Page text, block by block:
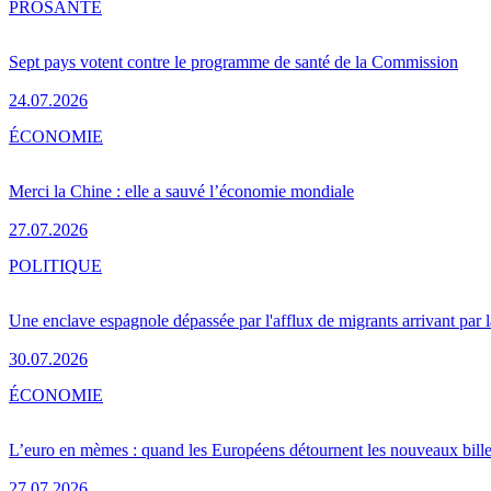
Sept pays votent contre le programme de santé de la Commission
24.07.2026
PROSANTÉ
Merci la Chine : elle a sauvé l’économie mondiale
27.07.2026
ÉCONOMIE
Une enclave espagnole dépassée par l'afflux de migrants arrivant par
30.07.2026
POLITIQUE
L’euro en mèmes : quand les Européens détournent les nouveaux
ÉCONOMIE